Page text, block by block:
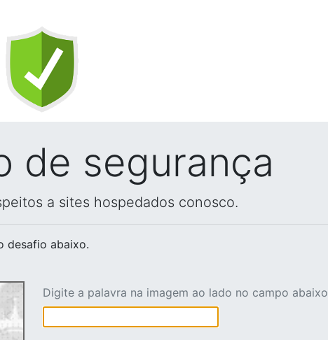
de segurança
a sites hospedados conosco.
desafio abaixo.
Digite a palavra na imagem ao lado no campo abaixo